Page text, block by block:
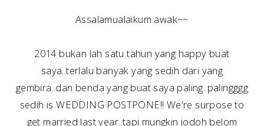
Assalamualaikum awak~~
2014 bukan lah satu tahun yang happy buat
saya..terlalu banyak yang sedih dari yang
gembira..dan benda yang buat saya paling..palingggg
sedih is WEDDING POSTPONE!! We're surpose to
get married last year..tapi mungkin jodoh belom